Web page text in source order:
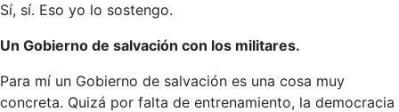
Sí, sí. Eso yo lo sostengo.
Un Gobierno de salvación con los militares.
Para mí un Gobierno de salvación es una cosa muy
concreta. Quizá por falta de entrenamiento, la democracia